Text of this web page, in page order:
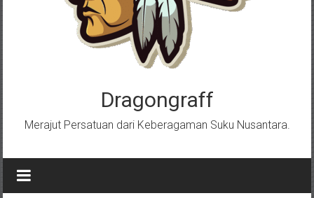
Dragongraff
Merajut Persatuan dari Keberagaman Suku Nusantara.